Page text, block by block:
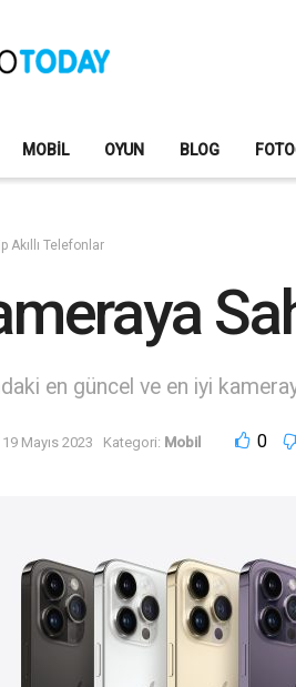
MOBIL OYUN BLOG
Akıllı Telefonlar
en güncel ve en iyi
19 Mayıs 2023 Kategori: Mobil 0